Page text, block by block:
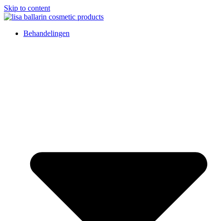
Skip to content
Behandelingen